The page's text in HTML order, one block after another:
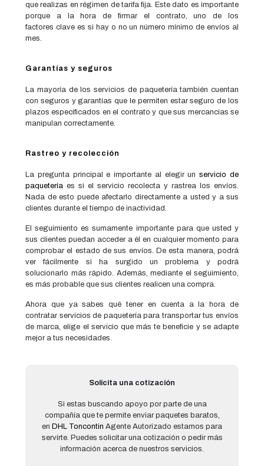
que realizas en régimen de tarifa fija. Este dato es importante
porque a la hora de firmar el contrato, uno de los
factores clave es si hay o no un número mínimo de envíos al
mes.
Garantías y seguros
La mayoría de los servicios de paquetería también cuentan
con seguros y garantías que le permiten estar seguro de los
plazos especificados en el contrato y que sus mercancías se
manipulan correctamente.
Rastreo y recolección
La pregunta principal e importante al elegir unservicio de
paquetería es si el servicio recolecta y rastrea los envíos.
Nada de esto puede afectarlo directamente a usted y a sus
clientes durante el tiempo de inactividad.
El seguimiento es sumamente importante para que usted y
sus clientes puedan acceder a él en cualquier momento para
comprobar el estado de sus envíos. De esta manera, podrá
ver fácilmente si ha surgido un problema y podrá
solucionarlo más rápido. Además, mediante el seguimiento,
es más probable que sus clientes realicen una compra.
Ahora que ya sabes qué tener en cuenta a la hora de
contratar servicios de paquetería para transportar tus envíos
de marca, elige el servicio que más te beneficie y se adapte
mejor a tus necesidades.
Solicita una cotización
Si estas buscando apoyo por parte de una
compañía que te permite enviar paquetes baratos,
en DHL Toncontin Agente Autorizado estamos para
servirte. Puedes solicitar una cotización o pedir más
información acerca de nuestros servicios.